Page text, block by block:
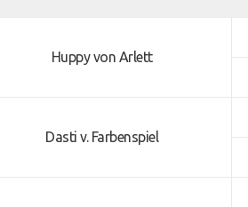
Huppy von Arlett
Dasti v. Farbenspiel